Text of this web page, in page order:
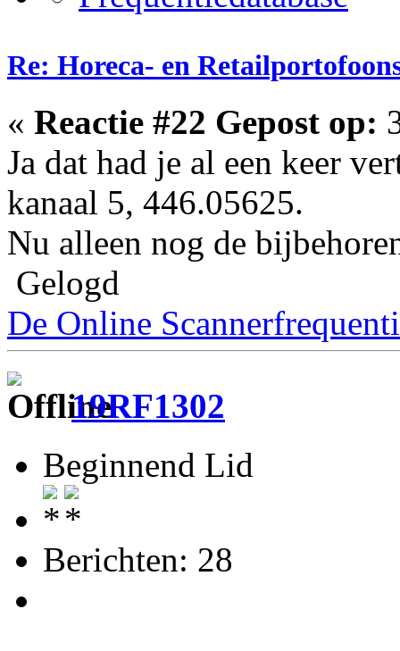
Re: Horeca- en
« Reactie #22 Gepost op:
Ja dat had je al een keer
kanaal 5, 446.05625.
Nu alleen nog de
Gelogd
De Online
19RF1302
Beginnend Lid
Berichten: 28